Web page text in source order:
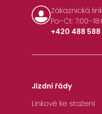
Zákaznická
Po–Čt:
+420 488 588
Jízdní řády
Linkové ke stažení